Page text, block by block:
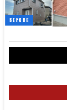
BEFORE